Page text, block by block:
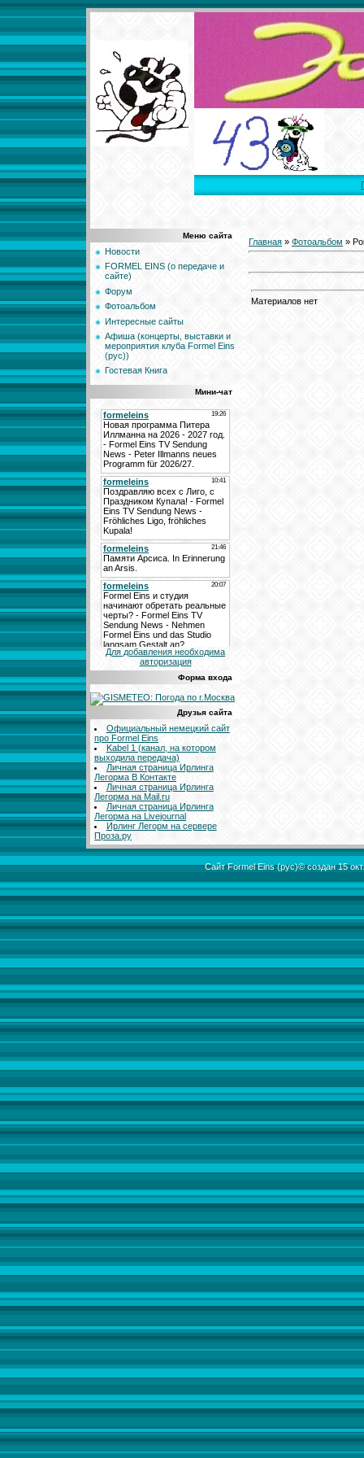
Меню сайта
Новости
FORMEL EINS (о передаче и
сайте)
Форум
Фотоальбом
Интересные сайты
Афиша (концерты, выставки и
мероприятия клуба Formel Eins
(рус))
Гостевая Книга
Мини-чат
Для добавления необходима
авторизация
Форма входа
Друзья сайта
Официальный немецкий сайт
про Formel Eins
Kabel 1 (канал, на котором
выходила передача)
Личная страница Ирлинга
Легорма В Контакте
Личная страница Ирлинга
Легорма на Mail.ru
Личная страница Ирлинга
Легорма на Livejournal
Ирлинг Легорм на сервере
Проза.ру
Главная » Фотоальбом »
Материалов нет
Сайт Formel Eins (рус)© создан 15